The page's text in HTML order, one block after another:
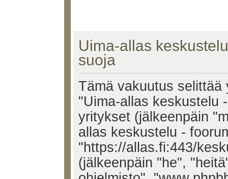
Uima-allas
suoja
Tämä vakuutus
"Uima-allas keskustelu
yritykset (jälkeenpäin
allas keskustelu -
"https://allas.fi:443/
(jälkeenpäin "he",